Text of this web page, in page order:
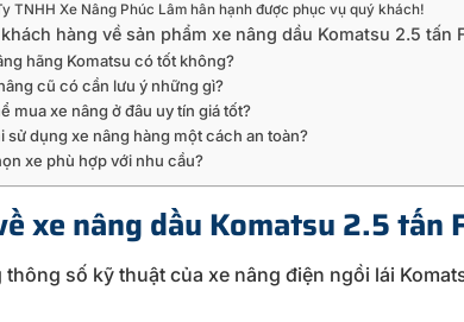
TNHH Xe Nâng Phúc Lâm hân hạnh được phục vụ quý khách!
hàng về sản phẩm xe nâng dầu Komatsu 2.5 tấn
hãng Komatsu có tốt không?
cũ có cần lưu ý những gì?
mua xe nâng ở đâu uy tín giá tốt?
sử dụng xe nâng hàng một cách an toàn?
xe phù hợp với nhu cầu?
xe nâng dầu Komatsu 2.5 tấn
thông số kỹ thuật của xe nâng điện ngồi lái